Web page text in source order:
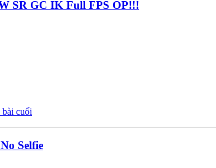
SR GC IK Full FPS OP!!!
Selfie